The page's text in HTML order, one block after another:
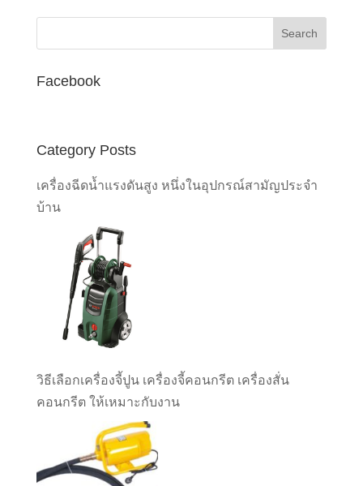
Facebook
Category Posts
เครื่องฉีดน้ำแรงดันสูง หนึ่งในอุปกรณ์สามัญประจำ
บ้าน
วิธีเลือกเครื่องจี้ปูน เครื่องจี้คอนกรีต เครื่องสั่น
คอนกรีต ให้เหมาะกับงาน